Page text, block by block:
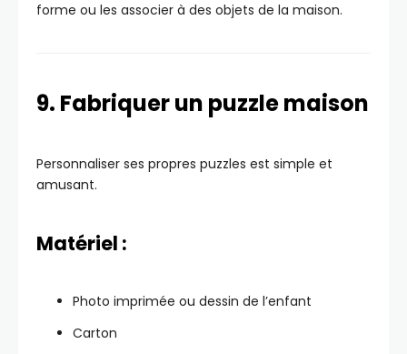
forme ou les associer à des objets de la maison.
9. Fabriquer un puzzle maison
Personnaliser ses propres puzzles est simple et
amusant.
Matériel :
Photo imprimée ou dessin de l’enfant
Carton